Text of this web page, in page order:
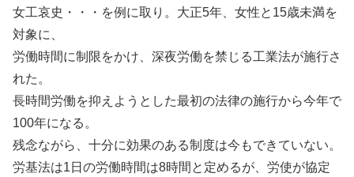
女工哀史・・・を例に取り。大正5年、女性と15歳未満を
対象に、
労働時間に制限をかけ、深夜労働を禁じる工業法が施行さ
れた。
長時間労働を抑えようとした最初の法律の施行から今年で
100年になる。
残念ながら、十分に効果のある制度は今もできていない。
労基法は1日の労働時間は8時間と定めるが、労使が協定